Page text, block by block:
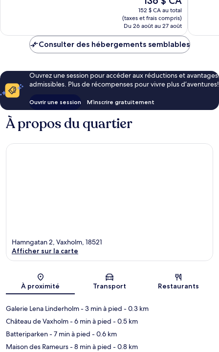
prix
est
de
136 $ CA
152 $ CA au total
(taxes et frais compris)
Du 26 août au 27 août
Consulter des hébergements semblables
Ouvrez une session pour accéder aux réductions et avantages
admissibles. Plus de récompenses pour vivre plus d’aventures!
Ouvrir une session M’inscrire gratuitement
À propos du quartier
Carte
Hamngatan 2, Vaxholm, 18521
Afficher sur la carte
À proximité Transport Restaurants
Galerie Lena Linderholm- 3 min à pied - 0.3 km
Château de Vaxholm- 6 min à pied - 0.5 km
Batteriparken- 7 min à pied - 0.6 km
Maison des Rameurs- 8 min à pied - 0.8 km